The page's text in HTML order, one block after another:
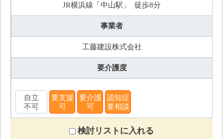
JR横浜線「中山駅」 徒歩8分
事業者
工藤建設株式会社
要介護度
自立
不可
要支援
可
要介護
可
認知症
要相談
検討リストに入れる